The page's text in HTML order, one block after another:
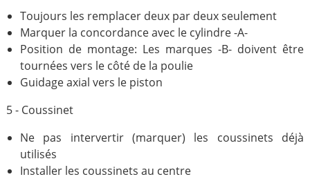
Toujours les remplacer deux par deux seulement
Marquer la concordance avec le cylindre -A-
Position de montage: Les marques -B- doivent être
tournées vers le côté de la poulie
Guidage axial vers le piston
5 - Coussinet
Ne pas intervertir (marquer) les coussinets déjà
utilisés
Installer les coussinets au centre